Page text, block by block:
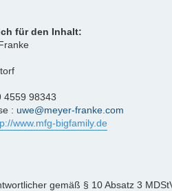
für den Inhalt:
4559 98343
: uwe@meyer-franke.com
www.mfg-bigfamily.de
gemäß § 10 Absatz 3